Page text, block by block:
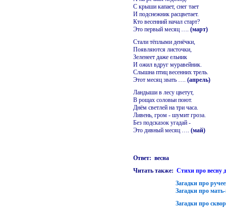
С крыши капает, снег тает
И подснежник расцветает.
Кто весенний начал старт?
Это первый месяц …. (март)
Стали тёплыми денёчки,
Появляются листочки,
Зеленеет даже ельник
И ожил вдруг муравейник.
Слышна птиц весенних трель.
Этот месяц звать …. (апрель)
Ландыши в лесу цветут,
В рощах соловьи поют.
Днём светлей на три часа.
Ливень, гром - шумит гроза.
Без подсказок угадай -
Это дивный месяц …. (май)
Ответ: весна
Читать также: Стихи про весну
Загадки про
Загадки про
Загадки про